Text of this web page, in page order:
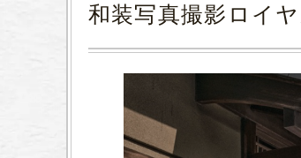
和装写真撮影ロイ